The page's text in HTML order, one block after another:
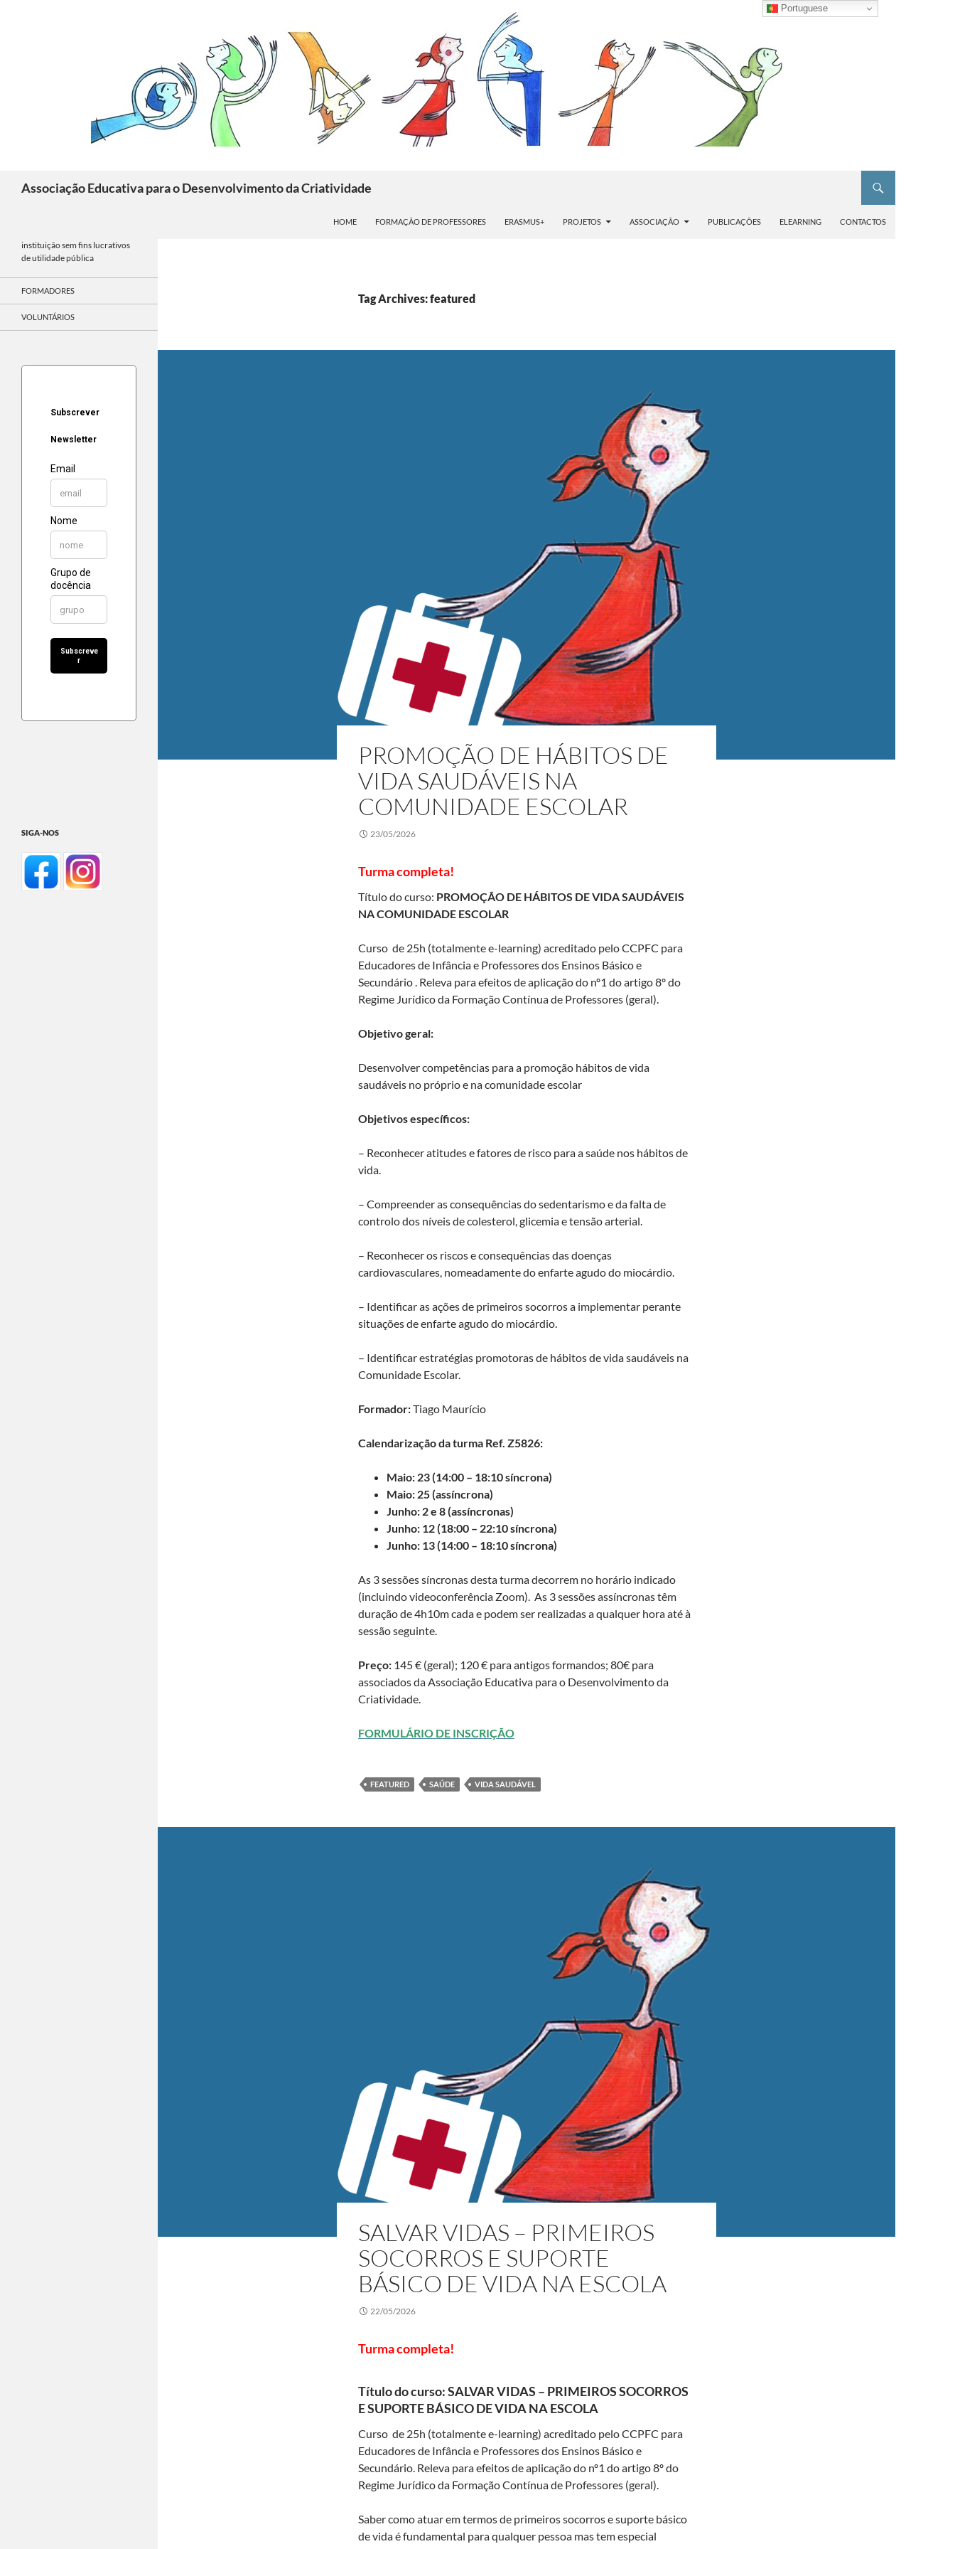
Associação Educativa para o Desenvolvimento da Criatividade
HOME FORMAÇÃO DE PROFESSORES ERASMUS+ PROJETOS ASSOCIAÇÃO PUBLICAÇÕES ELEARNING CONTACTOS
Tag Archives: featured
PROMOÇÃO DE HÁBITOS DE
VIDA SAUDÁVEIS NA
COMUNIDADE ESCOLAR
23/05/2026
Turma completa!
Título do curso: PROMOÇÃO DE HÁBITOS DE VIDA SAUDÁVEIS
NA COMUNIDADE ESCOLAR
Curso de 25h (totalmente e-learning) acreditado pelo CCPFC para
Educadores de Infância e Professores dos Ensinos Básico e
Secundário . Releva para efeitos de aplicação do nº1 do artigo 8º do
Regime Jurídico da Formação Contínua de Professores (geral).
Objetivo geral:
Desenvolver competências para a promoção hábitos de vida
saudáveis no próprio e na comunidade escolar
Objetivos específicos:
– Reconhecer atitudes e fatores de risco para a saúde nos hábitos de
vida.
– Compreender as consequências do sedentarismo e da falta de
controlo dos níveis de colesterol, glicemia e tensão arterial.
– Reconhecer os riscos e consequências das doenças
cardiovasculares, nomeadamente do enfarte agudo do miocárdio.
– Identificar as ações de primeiros socorros a implementar perante
situações de enfarte agudo do miocárdio.
– Identificar estratégias promotoras de hábitos de vida saudáveis na
Comunidade Escolar.
Formador:Tiago Maurício
Calendarização da turma Ref. Z5826:
Maio: 23 (14:00 – 18:10 síncrona)
Maio: 25 (assíncrona)
Junho: 2 e 8 (assíncronas)
Junho: 12 (18:00 – 22:10 síncrona)
Junho: 13 (14:00 – 18:10 síncrona)
As 3 sessões síncronas desta turma decorrem no horário indicado
(incluindo videoconferência Zoom). As 3 sessões assíncronas têm
duração de 4h10m cada e podem ser realizadas a qualquer hora até à
sessão seguinte.
Preço: 145 € (geral); 120 € para antigos formandos; 80€ para
associados da Associação Educativa para o Desenvolvimento da
Criatividade.
FORMULÁRIO DE INSCRIÇÃO
FEATURED SAÚDE VIDA SAUDÁVEL
SALVAR VIDAS – PRIMEIROS
SOCORROS E SUPORTE
BÁSICO DE VIDA NA ESCOLA
22/05/2026
Turma completa!
Título do curso:SALVAR VIDAS – PRIMEIROS SOCORROS
E SUPORTE BÁSICO DE VIDA NA ESCOLA
Curso de 25h (totalmente e-learning) acreditado pelo CCPFC para
Educadores de Infância e Professores dos Ensinos Básico e
Secundário. Releva para efeitos de aplicação do nº1 do artigo 8º do
Regime Jurídico da Formação Contínua de Professores (geral).
Saber como atuar em termos de primeiros socorros e suporte básico
de vida é fundamental para qualquer pessoa mas tem especial
instituição sem fins lucrativos
de utilidade pública
FORMADORES
VOLUNTÁRIOS
SIGA-NOS
Portuguese